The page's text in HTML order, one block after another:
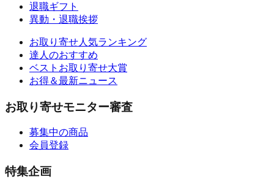
退職ギフト
異動・退職挨拶
お取り寄せ人気ランキング
達人のおすすめ
ベストお取り寄せ大賞
お得＆最新ニュース
お取り寄せモニター審査
募集中の商品
会員登録
特集企画